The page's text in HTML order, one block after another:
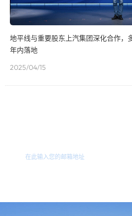
地平线与重要股东上汽集团深化合作，
年内落地
2025/04/15